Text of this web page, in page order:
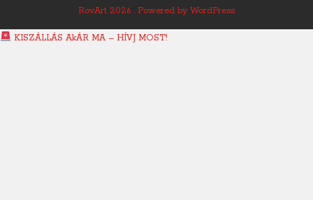
RovArt 2026 . Powered by WordPress
KISZÁLLÁS AkÁR MA – HÍVJ MOST!